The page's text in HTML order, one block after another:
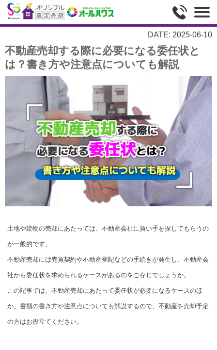
DATE: 2025-06-10
不動産売却する際に必要になる委任状と
は？書き方や注意点についても解説
土地や建物の売却にあたっては、不動産会社に買い手を探してもらうの
が一般的です。
不動産売却には売買契約や不動産登記などの手続きが発生し、不動産会
社から委任状を求められるケースがあるのをご存じでしょうか。
この記事では、不動産売却にあたって委任状が必要になるケースのほ
か、書類の書き方や注意点についても解説するので、不動産を売却予定
の方はお役立てください。